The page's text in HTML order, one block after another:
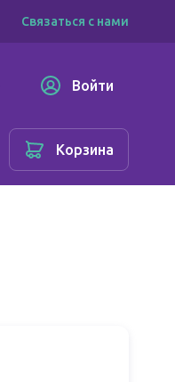
Связаться с нами
Войти
Корзина